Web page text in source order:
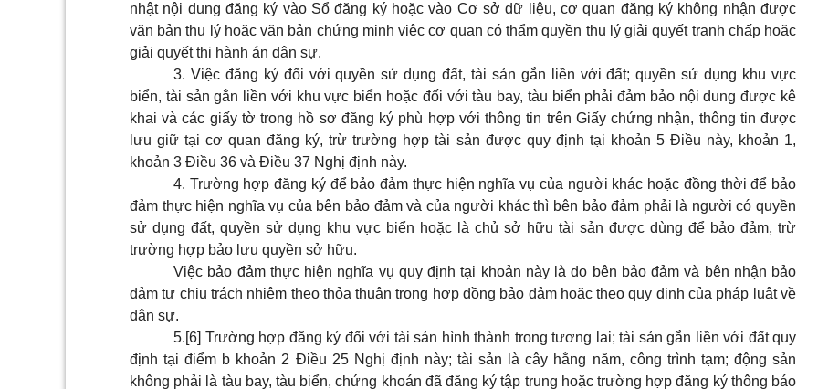
nhật nội dung đăng ký vào Sổ đăng ký hoặc vào Cơ sở dữ liệu, cơ quan đăng ký không nhận được
văn bản thụ lý hoặc văn bản chứng minh việc cơ quan có thẩm quyền thụ lý giải quyết tranh chấp hoặc
giải quyết thi hành án dân sự.
3. Việc đăng ký đối với quyền sử dụng đất, tài sản gắn liền với đất; quyền sử dụng khu vực
biển, tài sản gắn liền với khu vực biển hoặc đối với tàu bay, tàu biển phải đảm bảo nội dung được kê
khai và các giấy tờ trong hồ sơ đăng ký phù hợp với thông tin trên Giấy chứng nhận, thông tin được
lưu giữ tại cơ quan đăng ký, trừ trường hợp tài sản được quy định tại khoản 5 Điều này, khoản 1,
khoản 3 Điều 36 và Điều 37 Nghị định này.
4. Trường hợp đăng ký để bảo đảm thực hiện nghĩa vụ của người khác hoặc đồng thời để bảo
đảm thực hiện nghĩa vụ của bên bảo đảm và của người khác thì bên bảo đảm phải là người có quyền
sử dụng đất, quyền sử dụng khu vực biển hoặc là chủ sở hữu tài sản được dùng để bảo đảm, trừ
trường hợp bảo lưu quyền sở hữu.
Việc bảo đảm thực hiện nghĩa vụ quy định tại khoản này là do bên bảo đảm và bên nhận bảo
đảm tự chịu trách nhiệm theo thỏa thuận trong hợp đồng bảo đảm hoặc theo quy định của pháp luật về
dân sự.
5.[6] Trường hợp đăng ký đối với tài sản hình thành trong tương lai; tài sản gắn liền với đất quy
định tạiđiểm b khoản 2 Điều 25 Nghị định này; tài sản là cây hằng năm, công trình tạm; động sản
không phải là tàu bay, tàu biển, chứng khoán đã đăng ký tập trung hoặc trường hợp đăng ký thông báo